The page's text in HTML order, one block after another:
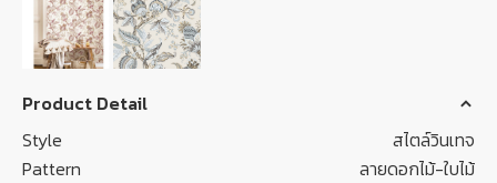
Product Detail
Style
สไตล์วินเทจ
Pattern
ลายดอกไม้-ใบไม้